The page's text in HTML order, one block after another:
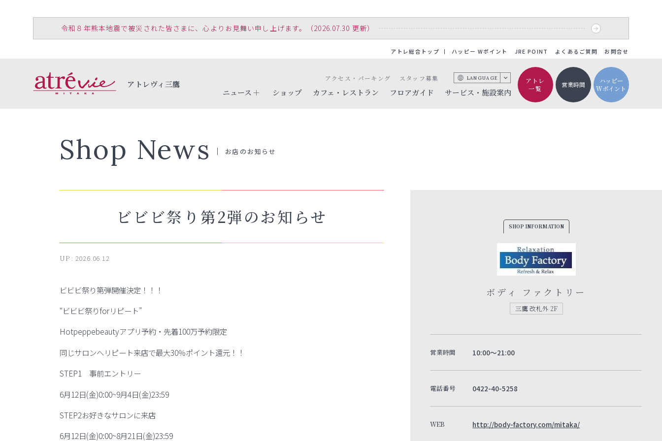
令和８年熊本地震で被災された皆さまに、心よりお見舞い申し上げます。（2026.07.30 更新）
アトレ総合トップ ハッピー Wポイント JRE POINT よくあるご質問 お問合せ
アトレヴィ三鷹
ニュース
ショップ カフェ・レストラン フロアガイド サービス・施設案内
アクセス・パーキング スタッフ募集 LANGUAGE
アトレ
一覧
営業時間
ハッピー
Wポイント
Shop News お店のお知らせ
ビビビ祭り第2弾のお知らせ
UP : 2026.06.12
ビビビ祭り第弾開催決定！！！
“ビビビ祭りforリピート”
Hotpeppebeautyアプリ予約・先着100万予約限定
同じサロンへリピート来店で最大30％ポイント還元！！
STEP1 事前エントリー
6月12日(金)0:00~9月4日(金)23:59
STEP2お好きなサロンに来店
6月12日(金)0:00~8月21日(金)23:59
SHOP INFORMATION
ボディ ファクトリー
三鷹 改札外 2F
営業時間 10:00～21:00
電話番号 0422-40-5258
WEB http://body-factory.com/mitaka/